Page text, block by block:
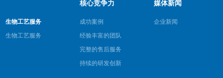
生物工艺服务
生物工艺服务
核心竞争力
成功案例
经验丰富的团队
完整的售后服务
持续的研发创新
媒体新闻
企业新闻